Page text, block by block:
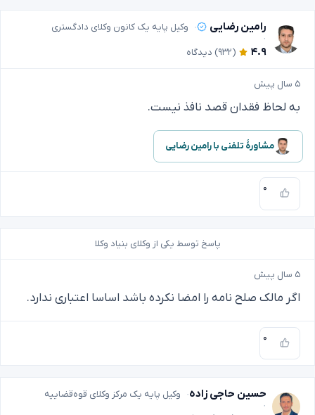
رامین رضایی وکیل پایه یک کانون وکلای دادگستری
۴.۹ (۹۳۲) دیدگاه
۵ سال پیش
به لحاظ فقدان قصد نافذ نیست.
مشاورهٔ تلفنی با رامین رضایی
۰
پاسخ توسط یکی از وکلای بنیاد وکلا
۵ سال پیش
اگر مالک صلح نامه را امضا نکرده باشد اساسا اعتباری ندارد.
۰
حسین حاجی زاده وکیل پایه یک مرکز وکلای قوه‌قضاییه